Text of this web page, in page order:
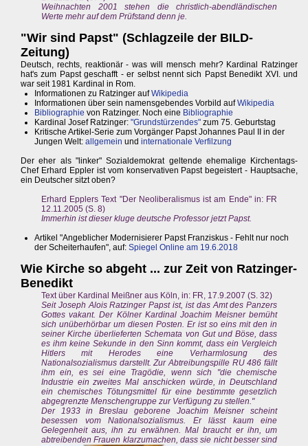
Weihnachten 2001 stehen die christlich-abendländischen
Werte mehr auf dem Prüfstand denn je.
"Wir sind Papst" (Schlagzeile der BILD-
Zeitung)
Deutsch, rechts, reaktionär - was will mensch mehr? Kardinal Ratzinger
hat's zum Papst geschafft - er selbst nennt sich Papst Benedikt XVI. und
war seit 1981 Kardinal in Rom.
Informationen zu Ratzinger aufWikipedia
Informationen über sein namensgebendes Vorbild aufWikipedia
Bibliographie von Ratzinger. Noch eine Bibliographie
Kardinal Josef Ratzinger: "Grundstürzendes" zum 75. Geburtstag
Kritische Artikel-Serie zum Vorgänger Papst Johannes Paul II in der
Jungen Welt: allgemein und internationale Verfilzung
Der eher als "linker" Sozialdemokrat geltende ehemalige Kirchentags-
Chef Erhard Eppler ist vom konservativen Papst begeistert - Hauptsache,
ein Deutscher sitzt oben?
Erhard Epplers Text "Der Neoliberalismus ist am Ende" in: FR
12.11.2005 (S. 8)
Immerhin ist dieser kluge deutsche Professor jetzt Papst.
Artikel "Angeblicher Modernisierer Papst Franziskus - Fehlt nur noch
der Scheiterhaufen", auf: Spiegel Online am 19.6.2018
Wie Kirche so abgeht ... zur Zeit von Ratzinger-
Benedikt
Text über Kardinal Meißner aus Köln, in: FR, 17.9.2007 (S. 32)
Seit Joseph Alois Ratzinger Papst ist, ist das Amt des Panzers
Gottes vakant. Der Kölner Kardinal Joachim Meisner bemüht
sich unüberhörbar um diesen Posten. Er ist so eins mit den in
seiner Kirche überlieferten Schemata von Gut und Böse, dass
es ihm keine Sekunde in den Sinn kommt, dass ein Vergleich
Hitlers mit Herodes eine Verharmlosung des
Nationalsozialismus darstellt. Zur Abtreibungspille RU 486 fällt
ihm ein, es sei eine Tragödie, wenn sich "die chemische
Industrie ein zweites Mal anschicken würde, in Deutschland
ein chemisches Tötungsmittel für eine bestimmte gesetzlich
abgegrenzte Menschengruppe zur Verfügung zu stellen."
Der 1933 in Breslau geborene Joachim Meisner scheint
besessen vom Nationalsozialismus. Er lässt kaum eine
Gelegenheit aus, ihn zu erwähnen. Mal braucht er ihn, um
abtreibenden Frauen klarzumachen, dass sie nicht besser sind